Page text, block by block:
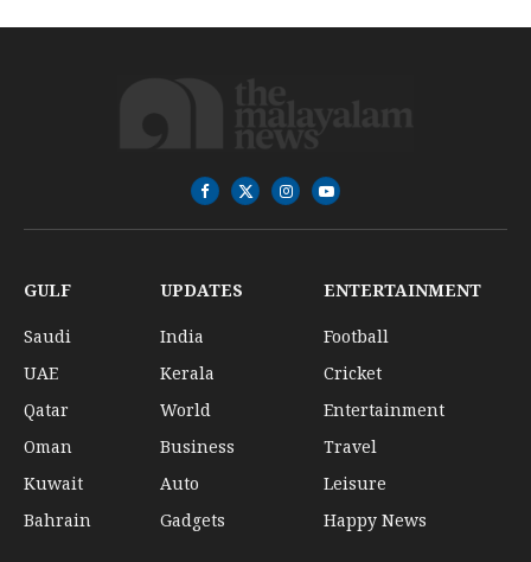
Facebook
X
(Twitter)
InstagramYouTube
GULF
Saudi
UAE
Qatar
Oman
Kuwait
Bahrain
UPDATES
India
Kerala
World
Business
Auto
Gadgets
ENTERTAINMENT
Football
Cricket
Entertainment
Travel
Leisure
Happy News